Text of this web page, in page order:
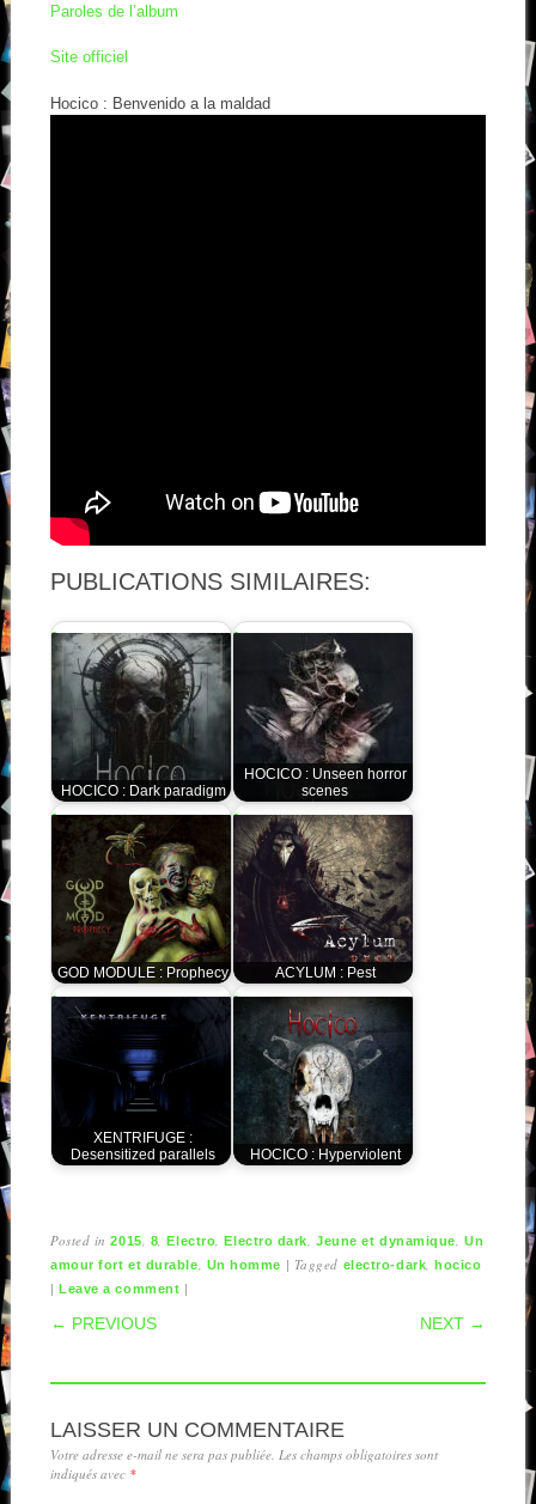
Paroles de l’album
Site officiel
Hocico : Benvenido a la maldad
PUBLICATIONS SIMILAIRES:
HOCICO : Dark paradigm
HOCICO : Unseen horror
scenes
GOD MODULE : Prophecy ACYLUM : Pest
XENTRIFUGE :
Desensitized parallels
HOCICO : Hyperviolent
Posted in2015, 8,Electro,Electro dark,Jeune et dynamique,Un
amour fort et durable, Un homme | Tagged electro-dark,hocico
|Leave a comment |
POST NAVIGATION
← PREVIOUS NEXT →
LAISSER UN COMMENTAIRE
Votre adresse e-mail ne sera pas publiée. Les champs obligatoires sont
indiqués avec *